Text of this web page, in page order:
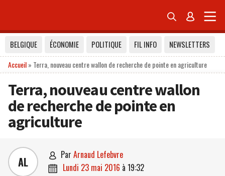
 
BELGIQUE ÉCONOMIE POLITIQUE FIL INFO
NEWSLETTERS
Accueil» Terra, nouveau centre wallon de recherche de pointe en agriculture
Terra, nouveau centre wallon
de recherche de pointe en
agriculture
AL  par Arnaud Lefebvre
 lundi 23 mai 2016 à 19:32